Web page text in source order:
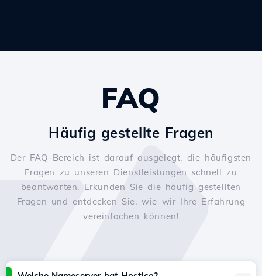
FAQ
Häufig gestellte Fragen
Der FAQ-Bereich ist darauf ausgelegt, die häufigsten
Fragen zu unseren Dienstleistungen schnell zu
beantworten. Erkunden Sie die häufig gestellten
Fragen und entdecken Sie, wie wir Ihre Erfahrung
vereinfachen können!